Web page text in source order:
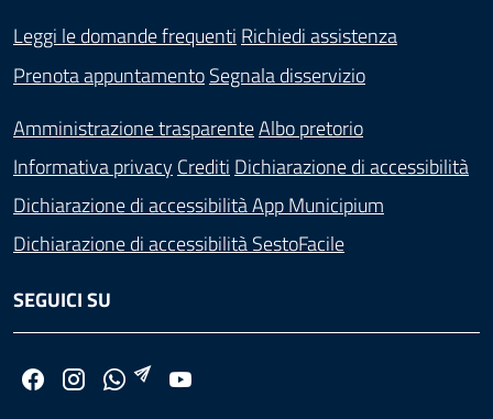
Leggi le domande frequenti Richiedi assistenza
Prenota appuntamentoSegnala disservizio
Amministrazione trasparenteAlbo pretorio
Informativa privacy Crediti Dichiarazione di accessibilità
Dichiarazione di accessibilità App Municipium
Dichiarazione di accessibilità SestoFacile
SEGUICI SU